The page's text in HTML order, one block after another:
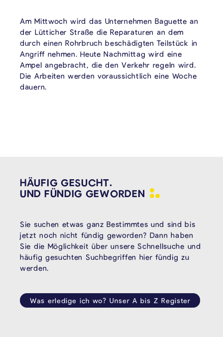
Am Mittwoch wird das Unternehmen Baguette an
der Lütticher Straße die Reparaturen an dem
durch einen Rohrbruch beschädigten Teilstück in
Angriff nehmen. Heute Nachmittag wird eine
Ampel angebracht, die den Verkehr regeln wird.
Die Arbeiten werden voraussichtlich eine Woche
dauern.
HÄUFIG GESUCHT.
UND FÜNDIG GEWORDEN
Sie suchen etwas ganz Bestimmtes und sind bis
jetzt noch nicht fündig geworden? Dann haben
Sie die Möglichkeit über unsere Schnellsuche und
häufig gesuchten Suchbegriffen hier fündig zu
werden.
Was erledige ich wo? Unser A bis Z Register